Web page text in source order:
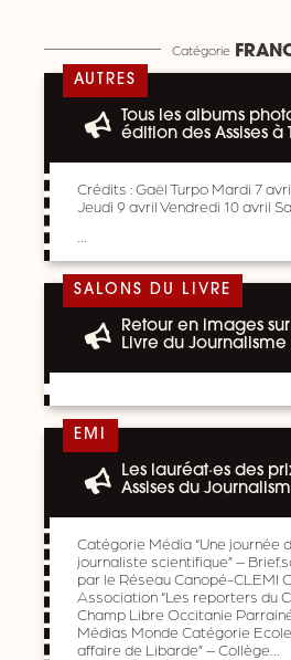
Catégorie
AUTRES
Tous les albums
édition des Assises à
Crédits : Gaël Turpo Mardi 7
Jeudi 9 avril Vendredi 10 avril
SALONS DU LIVRE
Retour en images
Livre du Journalisme
EMI
Les lauréat·es des
Assises du
Catégorie Média “Une journée
journaliste scientifique” –
par le Réseau Canopé-CLEMI
Association “Les reporters du
Champ Libre Occitanie
Médias Monde Catégorie Ecole
affaire de Libarde” – Collège…